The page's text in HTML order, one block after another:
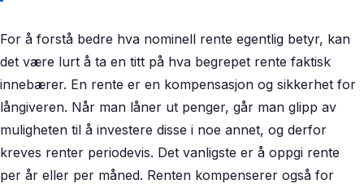
For å forstå bedre hva nominell rente egentlig betyr, kan
det være lurt å ta en titt på hva begrepet rente faktisk
innebærer. En rente er en kompensasjon og sikkerhet for
långiveren. Når man låner ut penger, går man glipp av
muligheten til å investere disse i noe annet, og derfor
kreves renter periodevis. Det vanligste er å oppgi rente
per år eller per måned. Renten kompenserer også for